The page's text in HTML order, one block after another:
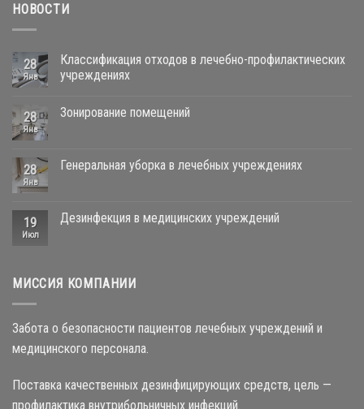
НОВОСТИ
28
Янв
Классификация отходов в лечебно-профилактических
учреждениях
28
Янв
Зонирование помещений
28
Янв
Генеральная уборка в лечебных учреждениях
19
Июл
Дезинфекция в медицинских учреждений
МИССИЯ КОМПАНИИ
Забота о безопасности пациентов лечебных учреждений и
медицинского персонала.
Поставка качественных дезинфицирующих средств, цель —
профилактика внутрибольничных инфекций.